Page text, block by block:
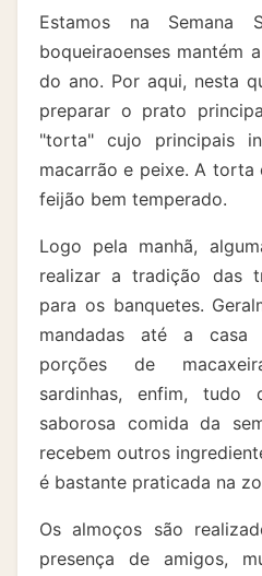
Estamos na Semana
boqueiraoenses mantém
do ano. Por aqui, nesta
preparar o prato
"torta" cujo principais
macarrão e peixe. A torta
feijão bem temperado.
Logo pela manhã,
realizar a tradição das
para os banquetes.
mandadas até a casa
porções de
sardinhas, enfim,
saborosa comida da
recebem outros
é bastante praticada na
Os almoços são
presença de amigos,